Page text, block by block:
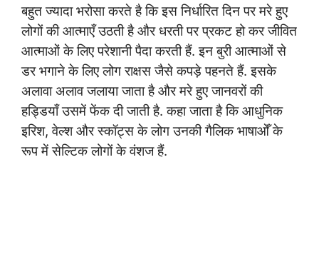
बहुत ज्यादा भरोसा करते है कि इस निर्धारित दिन पर मरे हुए
लोगों की आत्माएँ उठती है और धरती पर प्रकट हो कर जीवित
आत्माओं के लिए परेशानी पैदा करती हैं. इन बुरी आत्माओं से
डर भगाने के लिए लोग राक्षस जैसे कपड़े पहनते हैं. इसके
अलावा अलाव जलाया जाता है और मरे हुए जानवरों की
हड्डियाँ उसमें फेंक दी जाती है. कहा जाता है कि आधुनिक
इरिश, वेल्श और स्कॉट्स के लोग उनकी गैलिक भाषाओँ के
रूप में सेल्टिक लोगों के वंशज हैं.